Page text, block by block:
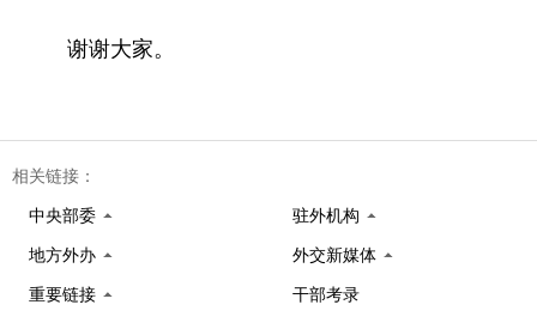
谢谢大家。
相关链接：
中央部委 驻外机构
地方外办 外交新媒体
重要链接 干部考录